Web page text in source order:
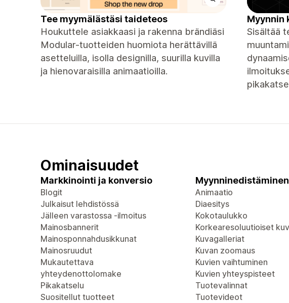
Tee myymälästäsi taideteos
Houkuttele asiakkaasi ja rakenna brändiäsi
Modular-tuotteiden huomiota herättävillä
asetteluilla, isolla designilla, suurilla kuvilla
ja hienovaraisilla animaatioilla.
Myynnin
Sisältää
Ominaisuudet
Markkinointi ja konversio
Blogit
Julkaisut lehdistössä
Jälleen varastossa -ilmoitus
Mainosbannerit
Mainosponnahdusikkunat
Mainosruudut
Mukautettava
yhteydenottolomake
Pikakatselu
Suositellut tuotteet
Myynninedistäminen
Animaatio
Diaesitys
Kokotaulukko
Korkearesoluutioiset
Kuvagalleriat
Kuvan zoomaus
Kuvien vaihtuminen
Kuvien yhteyspisteet
Tuotevalinnat
Tuotevideot